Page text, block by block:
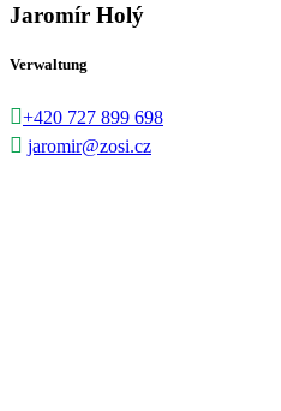
Jaromír Holý
Verwaltung
+420 727 899 698
 jaromir@zosi.cz